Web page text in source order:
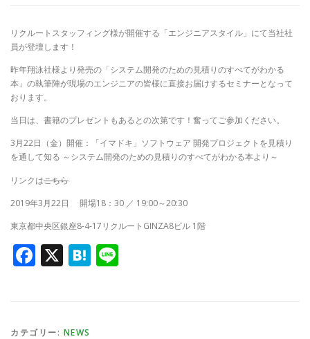
リクルートスタッフィング様が開催する「エンジニアスタイル」にて当社社
員が登壇します！
昨年翔泳社様より発売の「システム開発のための見積りのすべてがわかる
本」の執筆陣が現場のエンジニアの皆様に直接お届けするセミナーとなって
おります。
当日は、書籍のプレゼントもあるとの次第です！奮ってご参加ください。
3月22日（金）開催：「イマドキ」ソフトウェア 開発プロジェクトを見積り
を通して知る ～システム開発のための見積りのすべてがわかる本より～
リンクはこちら
2019年3月22日 開場18：30 ／ 19:00～20:30
東京都中央区銀座8-4-17リクルートGINZA8ビル 1階
Facebook
X Hatena
カテゴリー: NEWS